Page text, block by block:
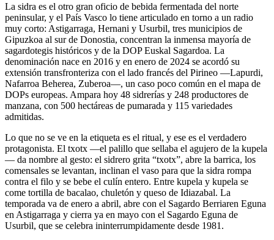
La sidra es el otro gran oficio de bebida fermentada del norte
peninsular, y el País Vasco lo tiene articulado en torno a un radio
muy corto: Astigarraga, Hernani y Usurbil, tres municipios de
Gipuzkoa al sur de Donostia, concentran la inmensa mayoría de
sagardotegis históricos y de la DOP Euskal Sagardoa. La
denominación nace en 2016 y en enero de 2024 se acordó su
extensión transfronteriza con el lado francés del Pirineo —Lapurdi,
Nafarroa Beherea, Zuberoa—, un caso poco común en el mapa de
DOPs europeas. Ampara hoy 48 sidrerías y 248 productores de
manzana, con 500 hectáreas de pumarada y 115 variedades
admitidas.
Lo que no se ve en la etiqueta es el ritual, y ese es el verdadero
protagonista. El txotx —el palillo que sellaba el agujero de la kupela
— da nombre al gesto: el sidrero grita “txotx”, abre la barrica, los
comensales se levantan, inclinan el vaso para que la sidra rompa
contra el filo y se bebe el culín entero. Entre kupela y kupela se
come tortilla de bacalao, chuletón y queso de Idiazabal. La
temporada va de enero a abril, abre con el Sagardo Berriaren Eguna
en Astigarraga y cierra ya en mayo con el Sagardo Eguna de
Usurbil, que se celebra ininterrumpidamente desde 1981.